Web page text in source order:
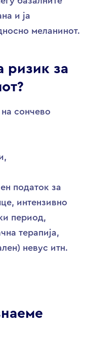
и ја
меланинот.
ризик за
сончево
податок за
интензивно
период,
терапија,
невус итн.